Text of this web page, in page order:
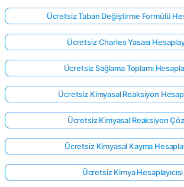
Ücretsiz Taban Değiştirme Formülü
Ücretsiz Charles Yasası
Ücretsiz Sağlama Toplamı
Ücretsiz Kimyasal Reaksiyon
Ücretsiz Kimyasal Reaksiyon
Ücretsiz Kimyasal Kayma
Ücretsiz Kimya Hesaplayıcısı